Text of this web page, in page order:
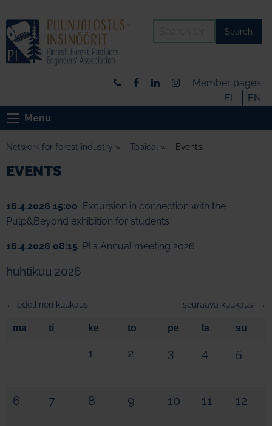
Search
Member pages
FI
EN
Menu
Network for forest industry » Topical » Events
EVENTS
16.4.2026 15:00 Excursion in connection with the
Pulp&Beyond exhibition for students
16.4.2026 08:15 PI's Annual meeting 2026
huhtikuu 2026
← edellinen kuukausi seuraava kuukausi →
ma ti ke to pe la su
1 2 3 4 5
6 7 8 9 10 11 12